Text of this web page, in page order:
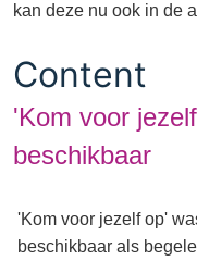
kan deze nu ook in de
Content
'Kom voor
beschikbaar
'Kom voor jezelf op'
beschikbaar als